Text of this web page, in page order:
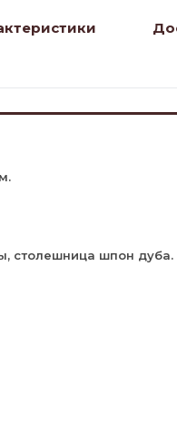
столешница шпон дуба.